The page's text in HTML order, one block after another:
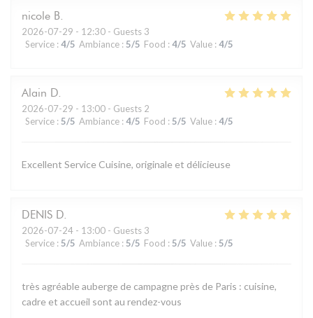
nicole B
2026-07-29 - 12:30 - Guests 3
Service : 4/5 Ambiance : 5/5 Food : 4/5 Value : 4/5
Alain D
2026-07-29 - 13:00 - Guests 2
Service : 5/5 Ambiance : 4/5 Food : 5/5 Value : 4/5
Excellent Service Cuisine, originale et délicieuse
DENIS D
2026-07-24 - 13:00 - Guests 3
Service : 5/5 Ambiance : 5/5 Food : 5/5 Value : 5/5
très agréable auberge de campagne près de Paris : cuisine,
cadre et accueil sont au rendez-vous